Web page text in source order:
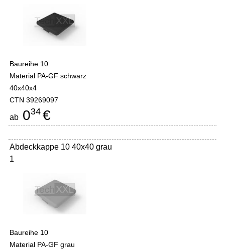
Baureihe 10
Material PA-GF schwarz
40x40x4
CTN 39269097
ab 034 €
Abdeckkappe 10 40x40 grau
1
Baureihe 10
Material PA-GF grau